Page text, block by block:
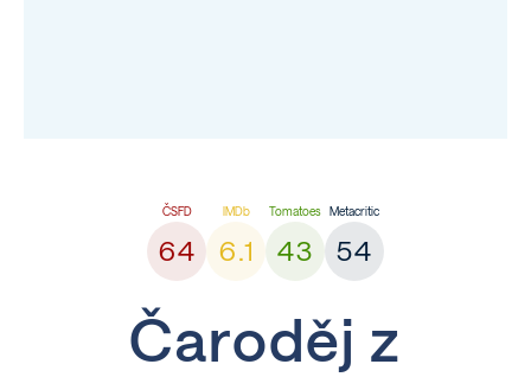
64 6.1 43 54
Čaroděj z